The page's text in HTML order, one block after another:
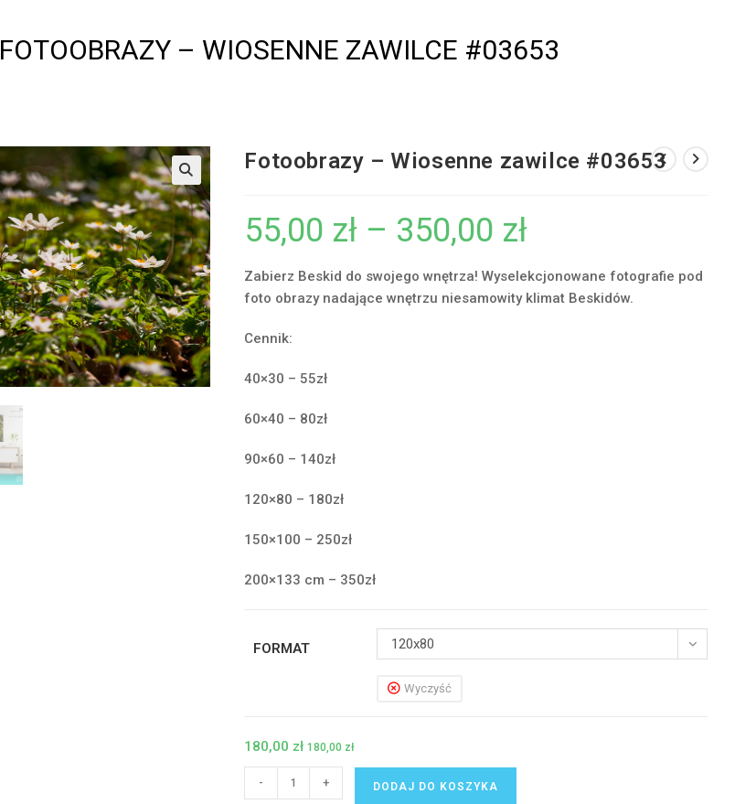
FOTOOBRAZY – WIOSENNE ZAWILCE #03653
Fotoobrazy – Wiosenne zawilce #03653
55,00 zł – 350,00 złcen:
do
350,00 zł
Zabierz Beskid do swojego wnętrza! Wyselekcjonowane fotografie pod
foto obrazy nadające wnętrzu niesamowity klimat Beskidów.
Cennik:
40×30 – 55zł
60×40 – 80zł
90×60 – 140zł
120×80 – 180zł
150×100 – 250zł
200×133 cm – 350zł
FORMAT 120x80
Wyczyść
180,00 zł 180,00 zł
Fotoobrazy
- + DODAJ DO KOSZYKA